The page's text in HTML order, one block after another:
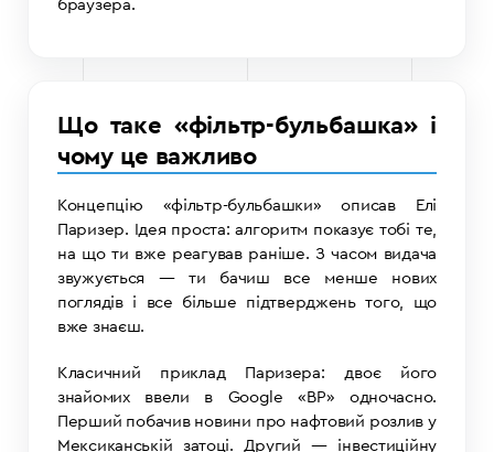
браузера.
Що таке «фільтр-бульбашка» і
чому це важливо
Концепцію «фільтр-бульбашки» описав Елі
Паризер. Ідея проста: алгоритм показує тобі те,
на що ти вже реагував раніше. З часом видача
звужується — ти бачиш все менше нових
поглядів і все більше підтверджень того, що
вже знаєш.
Класичний приклад Паризера: двоє його
знайомих ввели в Google «BP» одночасно.
Перший побачив новини про нафтовий розлив у
Мексиканській затоці. Другий — інвестиційну